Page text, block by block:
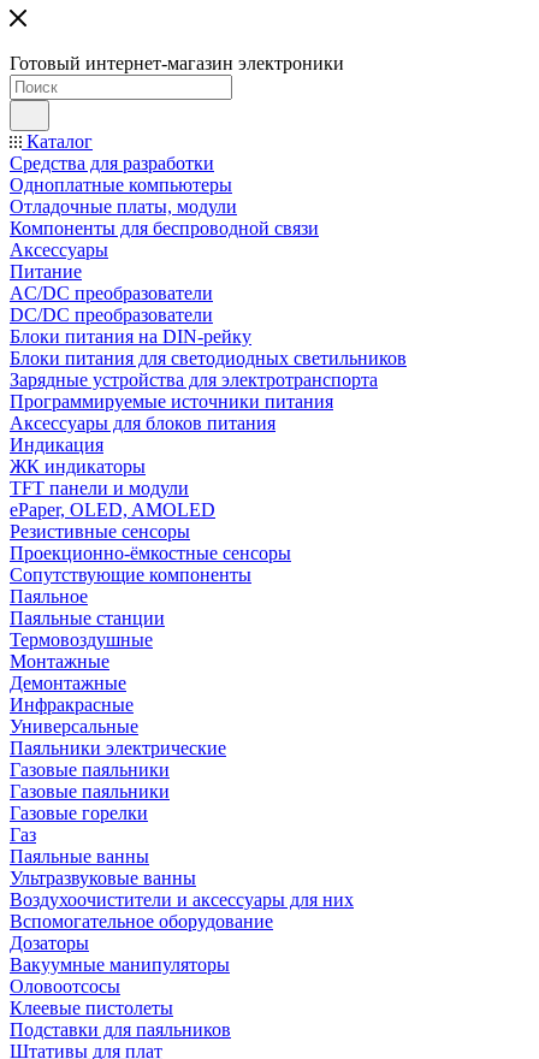
Готовый интернет-магазин электроники
Каталог
Средства для разработки
Одноплатные компьютеры
Отладочные платы, модули
Компоненты для беспроводной связи
Аксессуары
Питание
AC/DC преобразователи
DC/DC преобразователи
Блоки питания на DIN-рейку
Блоки питания для светодиодных светильников
Зарядные устройства для электротранспорта
Программируемые источники питания
Аксессуары для блоков питания
Индикация
ЖК индикаторы
TFT панели и модули
ePaper, OLED, AMOLED
Резистивные сенсоры
Проекционно-ёмкостные сенсоры
Сопутствующие компоненты
Паяльное
Паяльные станции
Термовоздушные
Монтажные
Демонтажные
Инфракрасные
Универсальные
Паяльники электрические
Газовые паяльники
Газовые паяльники
Газовые горелки
Газ
Паяльные ванны
Ультразвуковые ванны
Воздухоочистители и аксессуары для них
Вспомогательное оборудование
Дозаторы
Вакуумные манипуляторы
Оловоотсосы
Клеевые пистолеты
Подставки для паяльников
Штативы для плат